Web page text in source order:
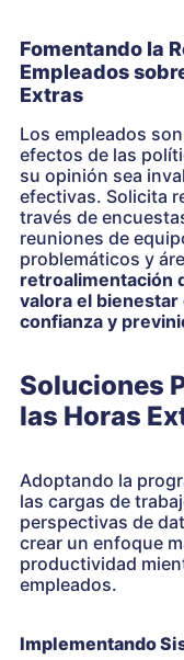
Fomentando la
Empleados
Extras
Los empleados
efectos de las
su opinión sea
efectivas. Solicita
través de
reuniones de
problemáticos y
retroalimentación
valora el
confianza y
Soluciones
las Horas
Adoptando la
las cargas de
perspectivas de
crear un enfoque
productividad
empleados.
Implementando